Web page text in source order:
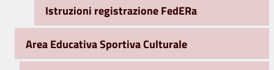
Istruzioni registrazione FedERa
Area Educativa Sportiva Culturale